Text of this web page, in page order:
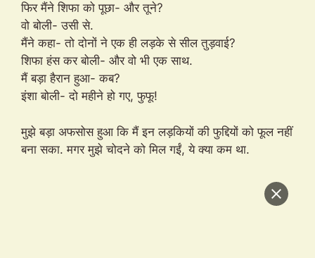
फिर मैंने शिफा को पूछा- और तूने?
वो बोली- उसी से.
मैंने कहा- तो दोनों ने एक ही लड़के से सील तुड़वाई?
शिफा हंस कर बोली- और वो भी एक साथ.
मैं बड़ा हैरान हुआ- कब?
इंशा बोली- दो महीने हो गए, फुफू!
मुझे बड़ा अफसोस हुआ कि मैं इन लड़कियों की फुद्दियों को फूल नहीं
बना सका. मगर मुझे चोदने को मिल गईं, ये क्या कम था.